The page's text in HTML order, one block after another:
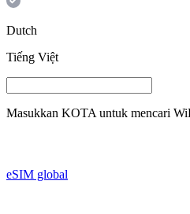
Dutch
Tiếng Việt
Masukkan KOTA untuk mencari
eSIM global